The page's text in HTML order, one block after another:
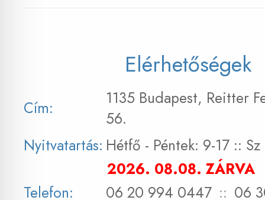
Elérhetőségek
Cím:
1135 Budapest, Reitter
56.
Nyitvatartás: Hétfő - Péntek: 9-17 :: Sz
2026. 08.08. ZÁRVA
Telefon:
06 20 994 0447 :: 06